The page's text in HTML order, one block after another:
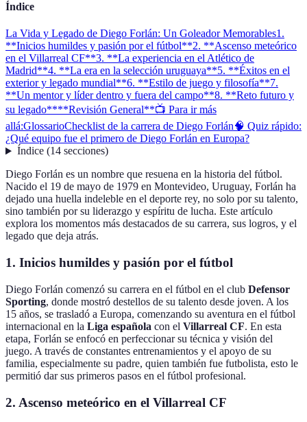
Índice
La Vida y Legado de Diego Forlán: Un Goleador Memorables1.
**Inicios humildes y pasión por el fútbol**2. **Ascenso meteórico
en el Villarreal CF**3. **La experiencia en el Atlético de
Madrid**4. **La era en la selección uruguaya**5. **Éxitos en el
exterior y legado mundial**6. **Estilo de juego y filosofía**7.
**Un mentor y líder dentro y fuera del campo**8. **Reto futuro y
su legado****Revisión General**📺 Para ir más
allá:GlossarioChecklist de la carrera de Diego Forlán🧠 Quiz rápido:
¿Qué equipo fue el primero de Diego Forlán en Europa?
Índice(14 secciones)
Diego Forlán es un nombre que resuena en la historia del fútbol.
Nacido el 19 de mayo de 1979 en Montevideo, Uruguay, Forlán ha
dejado una huella indeleble en el deporte rey, no solo por su talento,
sino también por su liderazgo y espíritu de lucha. Este artículo
explora los momentos más destacados de su carrera, sus logros, y el
legado que deja atrás.
1. Inicios humildes y pasión por el fútbol
Diego Forlán comenzó su carrera en el fútbol en el club Defensor
Sporting, donde mostró destellos de su talento desde joven. A los
15 años, se trasladó a Europa, comenzando su aventura en el fútbol
internacional en la Liga española con el Villarreal CF. En esta
etapa, Forlán se enfocó en perfeccionar su técnica y visión del
juego. A través de constantes entrenamientos y el apoyo de su
familia, especialmente su padre, quien también fue futbolista, esto le
permitió dar sus primeros pasos en el fútbol profesional.
2. Ascenso meteórico en el Villarreal CF